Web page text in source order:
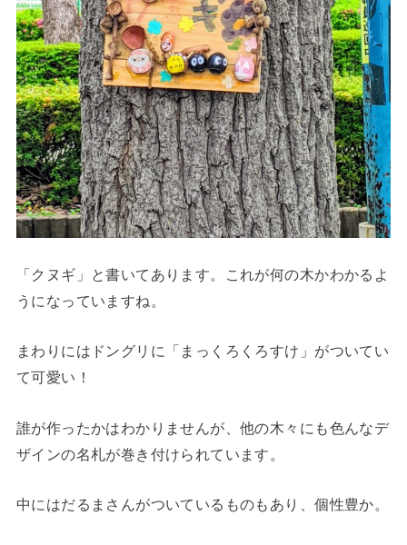
「クヌギ」と書いてあります。これが何の木かわかるよ
うになっていますね。
まわりにはドングリに「まっくろくろすけ」がついてい
て可愛い！
誰が作ったかはわかりませんが、他の木々にも色んなデ
ザインの名札が巻き付けられています。
中にはだるまさんがついているものもあり、個性豊か。